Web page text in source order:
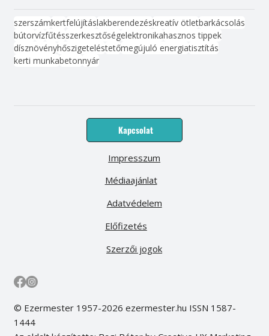
szerszámkertfelújításlakberendezéskreatív ötletbarkácsolás
bútorvízfűtésszerkesztőségelektronikahasznos tippek
dísznövényhőszigeteléstetőmegújuló energiatisztítás
kerti munkabetonnyár
Kapcsolat
Médiaajánlat
Előfizetés
Impresszum
Adatvédelem
Szerzői jogok
© Ezermester 1957-2026 ezermester.hu ISSN 1587-
1444